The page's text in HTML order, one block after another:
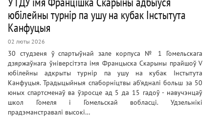
юбілейны турнір па ушу на кубак Інстытута
Канфуцыя
02 люты 2026
30 студзеня ў спартыўнай зале корпуса № 1 Гомельскага
дзяржаўнага ўніверсітэта імя Францыска Скарыны прайшоў V
юбілейны адкрыты турнір па ушу на кубак Інстытута
Канфуцыя. Традыцыйныя спаборніцтвы аб'ядналі больш за 50
юных спартсменаў ва ўзросце ад 5 да 15 гадоў - навучэнцаў
школ Гомеля і Гомельскай вобласці. Удзельнікі
прадэманстравалі высокі…